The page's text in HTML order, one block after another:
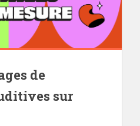
de
sur